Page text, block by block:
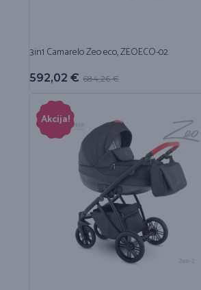
3in1 Camarelo Zeo eco, ZEOECO-02
684,26€
592,02 €
Akcija!